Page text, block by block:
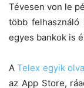
Tévesen von le
több
egyes bankok is
ATelex egyik
az App Store,